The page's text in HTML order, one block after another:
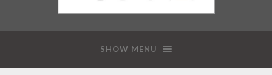
SHOW MENU